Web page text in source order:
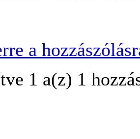
a
1 a(z) 1